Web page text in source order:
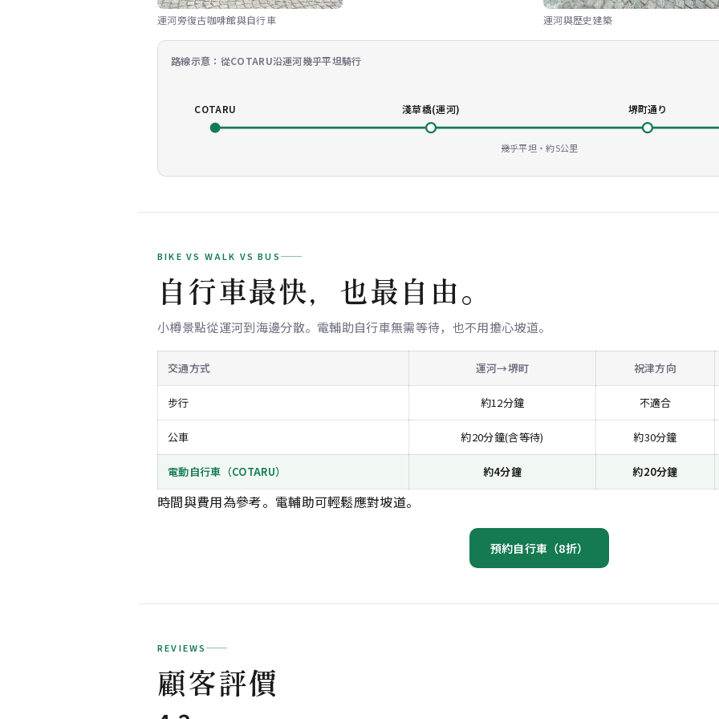
運河旁復古咖啡館與自行車 運河與歷史建築
路線示意：從COTARU沿運河幾乎平坦騎行
COTARU 淺草橋(運河) 堺町通り
幾乎平坦・約5公里
BIKE VS WALK VS BUS
自行車最快，也最自由。
小樽景點從運河到海邊分散。電輔助自行車無需等待，也不用擔心坡道。
交通方式 運河→堺町 祝津方向
步行 約12分鐘 不適合
公車 約20分鐘(含等待) 約30分鐘
電動自行車（COTARU） 約4分鐘 約20分鐘
時間與費用為參考。電輔助可輕鬆應對坡道。
預約自行車（8折）
REVIEWS
顧客評價